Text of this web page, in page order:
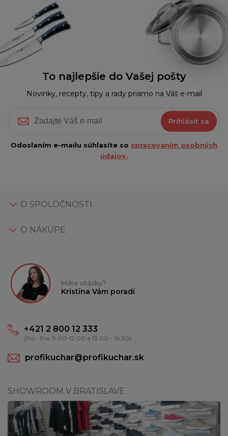
To najlepšie do Vašej pošty
Novinky, recepty, tipy a rady priamo na Váš e-mail
Prihlásiť sa
Odoslaním e-mailu súhlasíte so spracovaním osobných
údajov.
O SPOLOČNOSTI
O NÁKUPE
Máte otázky?
Kristína Vám poradí
+421 2 800 12 333
(Po - Pia: 9:00-12:00 a 13:00 - 16:30)
profikuchar@profikuchar.sk
SHOWROOM V BRATISLAVE